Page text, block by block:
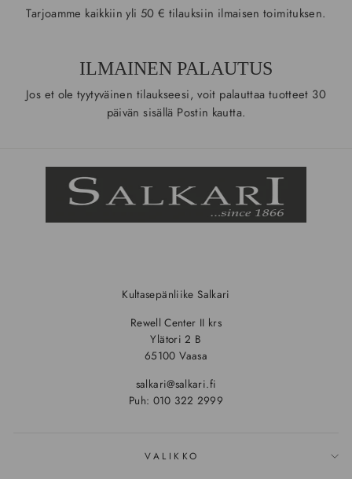
Tarjoamme kaikkiin yli 50 € tilauksiin ilmaisen toimituksen.
ILMAINEN PALAUTUS
Jos et ole tyytyväinen tilaukseesi, voit palauttaa tuotteet 30
päivän sisällä Postin kautta.
Kultasepänliike Salkari
Rewell Center II krs
Ylätori 2 B
65100 Vaasa
salkari@salkari.fi
Puh: 010 322 2999
VALIKKO